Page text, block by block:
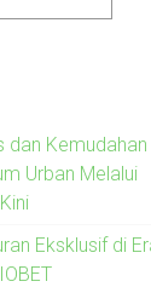
dan Kemudahan
Urban Melalui
Eksklusif di